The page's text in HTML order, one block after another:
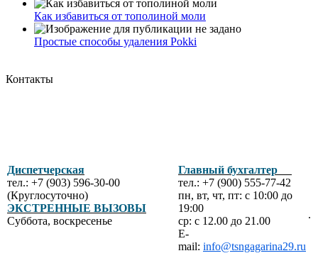
Как избавиться от тополиной моли
Простые способы удаления Pokki
Контакты
Диспетчерская
тел.: +7 (903) 596-30-00
(Круглосуточно)
ЭКСТРЕННЫЕ ВЫЗОВЫ
Суббота, воскресенье
Главный бухгалтер
тел.: +7 (900) 555-77-42
пн, вт, чт, пт: с 10:00 до
19:00
ср: с 12.00 до 21.00
E-
mail: info@tsngagarina29.ru
.